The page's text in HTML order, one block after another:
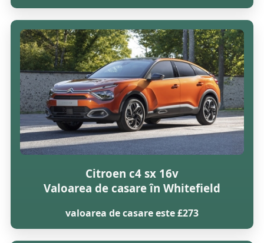
Citroen c4 sx 16v
Valoarea de casare în Whitefield
valoarea de casare este £273